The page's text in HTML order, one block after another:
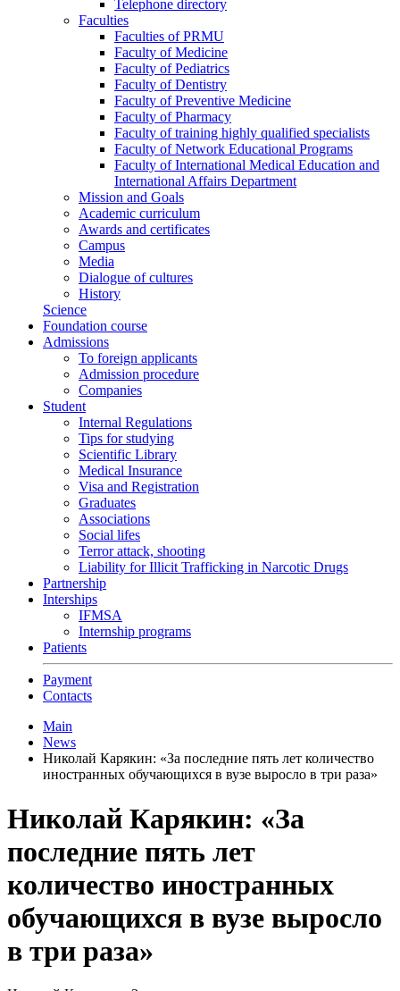
Telephone directory
Faculties
Faculties of PRMU
Faculty of Medicine
Faculty of Pediatrics
Faculty of Dentistry
Faculty of Preventive Medicine
Faculty of Pharmacy
Faculty of training highly qualified specialists
Faculty of Network Educational Programs
Faculty of International Medical Education and
International Affairs Department
Mission and Goals
Academic curriculum
Awards and certificates
Campus
Media
Dialogue of cultures
History
Science
Foundation course
Admissions
To foreign applicants
Admission procedure
Companies
Student
Internal Regulations
Tips for studying
Scientific Library
Medical Insurance
Visa and Registration
Graduates
Associations
Social lifes
Terror attack, shooting
Liability for Illicit Trafficking in Narcotic Drugs
Partnership
Interships
IFMSA
Internship programs
Patients
Payment
Contacts
Main
News
Николай Карякин: «За последние пять лет количество
иностранных обучающихся в вузе выросло в три раза»
Николай Карякин: «За
последние пять лет
количество иностранных
обучающихся в вузе выросло
в три раза»